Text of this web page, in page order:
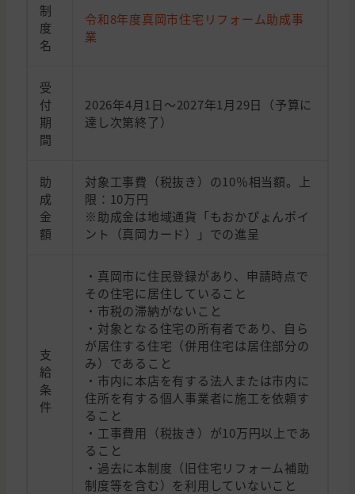
制
度
名
令和8年度真岡市住宅リフォーム助成事
業
受
付
期
間
2026年4月1日〜2027年1月29日（予算に
達し次第終了）
助
成
金
額
対象工事費（税抜き）の10％相当額。上
限：10万円
※助成金は地域通貨「もおかぴょんポイ
ント（真岡カード）」での進呈
支
給
条
件
・真岡市に住民登録があり、申請時点で
その住宅に居住していること
・市税の滞納がないこと
・対象となる住宅の所有者であり、自ら
が居住する住宅（併用住宅は居住部分の
み）であること
・市内に本店を有する法人または市内に
住所を有する個人事業者に施工を依頼す
ること
・工事費用（税抜き）が10万円以上であ
ること
・過去に本制度（旧住宅リフォーム補助
制度等を含む）を利用していないこと